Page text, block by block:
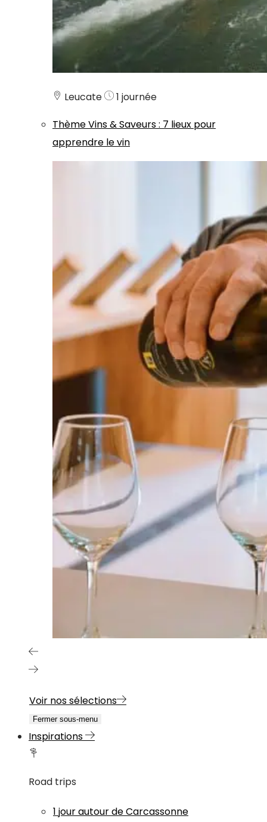
Leucate
1 journée
ThèmeVins & Saveurs: 7 lieux pour
apprendre le vin
Voir nos sélections
Fermer sous-menu
Inspirations
Road trips
1 jour autour de Carcassonne